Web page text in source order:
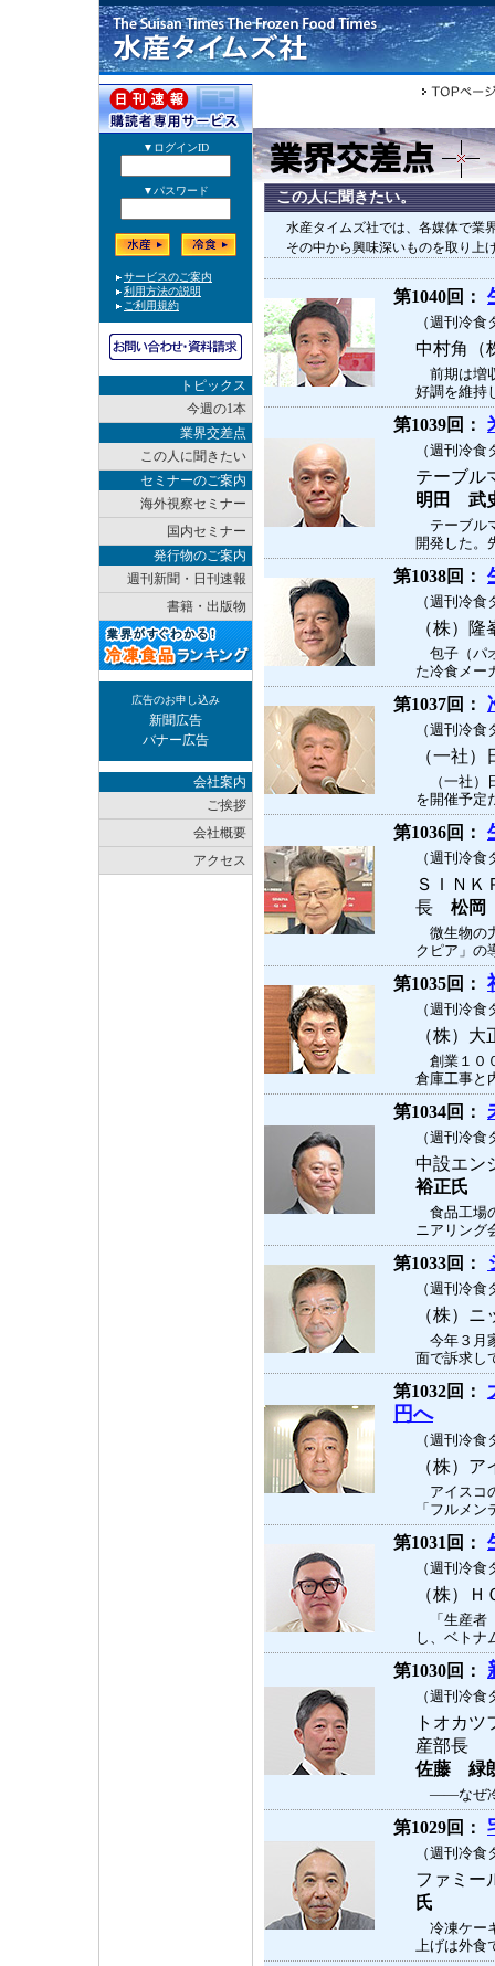
トピックス
今週の1本
業界交差点
この人に聞きたい
セミナーのご案内
海外視察セミナー
国内セミナー
発行物のご案内
週刊新聞・日刊速報
書籍・出版物
広告のお申し込み
新聞広告
バナー広告
会社案内
ご挨拶
会社概要
アクセス
この人に聞きたい。
水産タイムズ社では、各媒体で業
その中から興味深いものを取り上
第1040回：
（週刊冷
中村角
前期は増
好調を維持
第1039回：
（週刊冷
テーブ
明田 武
テーブル
開発した。
第1038回：
（週刊冷
（株）
包子（パ
た冷食メー
第1037回：
（週刊冷
（一社
（一社）
を開催予定
第1036回：
（週刊冷
ＳＩＮＫ
長 松岡
微生物の
クピア」の
第1035回：
（週刊冷
（株）
創業１０
倉庫工事と
第1034回：
（週刊冷
中設エ
裕正氏
食品工場
ニアリング
第1033回：
（週刊冷
（株）
今年３月
面で訴求し
第1032回：
円へ
（週刊冷
（株）
アイスコ
「フルメ
第1031回：
（週刊冷
（株）
「生産者
し、ベトナ
第1030回：
（週刊冷
トオカ
産部長
佐藤 緑
――なぜ冷
第1029回：
（週刊冷
ファミ
氏
冷凍ケー
上げは外食